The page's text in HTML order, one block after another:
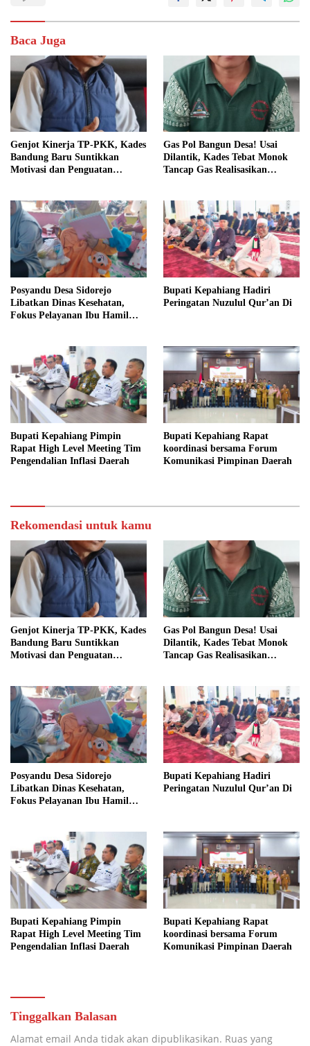
Baca Juga
Genjot Kinerja TP-PKK, Kades
Bandung Baru Suntikkan
Motivasi dan Penguatan
Gas Pol Bangun Desa! Usai
Dilantik, Kades Tebat Monok
Tancap Gas Realisasikan
Posyandu Desa Sidorejo
Libatkan Dinas Kesehatan,
Fokus Pelayanan Ibu Hamil
Bupati Kepahiang Hadiri
Peringatan Nuzulul Qur’an Di
Bupati Kepahiang Pimpin
Rapat High Level Meeting Tim
Pengendalian Inflasi Daerah
Bupati Kepahiang Rapat
koordinasi bersama Forum
Komunikasi Pimpinan Daerah
Rekomendasi untuk kamu
Genjot Kinerja TP-PKK, Kades
Bandung Baru Suntikkan
Motivasi dan Penguatan
Gas Pol Bangun Desa! Usai
Dilantik, Kades Tebat Monok
Tancap Gas Realisasikan
Posyandu Desa Sidorejo
Libatkan Dinas Kesehatan,
Fokus Pelayanan Ibu Hamil
Bupati Kepahiang Hadiri
Peringatan Nuzulul Qur’an Di
Bupati Kepahiang Pimpin
Rapat High Level Meeting Tim
Pengendalian Inflasi Daerah
Bupati Kepahiang Rapat
koordinasi bersama Forum
Komunikasi Pimpinan Daerah
Tinggalkan Balasan
Alamat email Anda tidak akan dipublikasikan. Ruas yang